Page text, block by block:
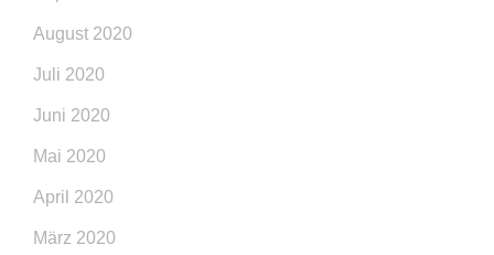
August 2020
Juli 2020
Juni 2020
Mai 2020
April 2020
März 2020